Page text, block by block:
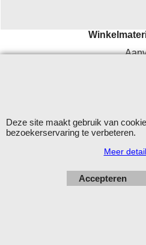
Openingstijden: maandag -
Deze site maakt gebruik van
bezoekerservaring te verbeteren.
Meer
Accepteren